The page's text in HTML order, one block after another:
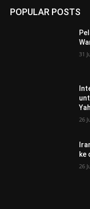
POPULAR POSTS
31
26
ke
26